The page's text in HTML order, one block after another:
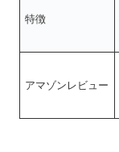
特徴
アマゾンレビュー